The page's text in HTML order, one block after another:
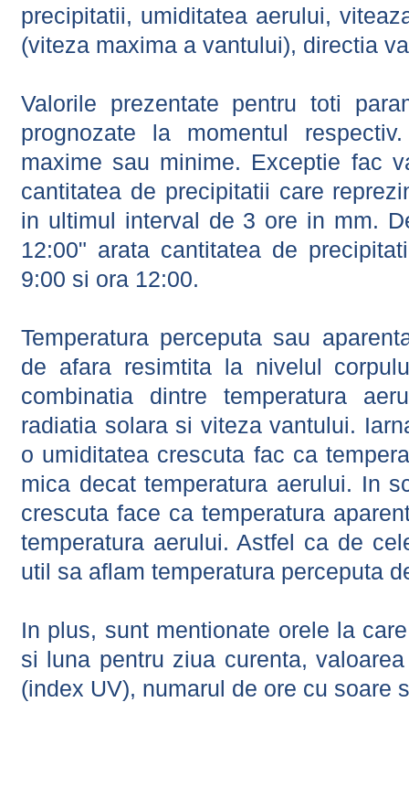
precipitatii, umiditatea aerului,
(viteza maxima a vantului), directia
Valorile prezentate pentru toti
prognozate la momentul
maxime sau minime. Exceptie fac
cantitatea de precipitatii care
in ultimul interval de 3 ore in mm.
12:00" arata cantitatea de
9:00 si ora 12:00.
Temperatura perceputa sau
de afara resimtita la nivelul
combinatia dintre temperatura
radiatia solara si viteza vantului.
o umiditatea crescuta fac ca
mica decat temperatura aerului. In
crescuta face ca temperatura
temperatura aerului. Astfel ca de
util sa aflam temperatura perceputa
In plus, sunt mentionate orele la
si luna pentru ziua curenta,
(index UV), numarul de ore cu soare